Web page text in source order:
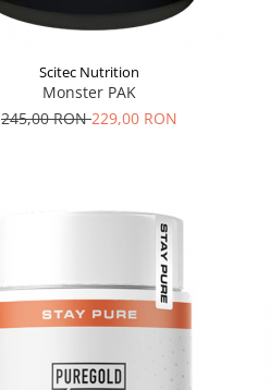
Scitec Nutrition
Monster PAK
245,00 RON229,00 RON